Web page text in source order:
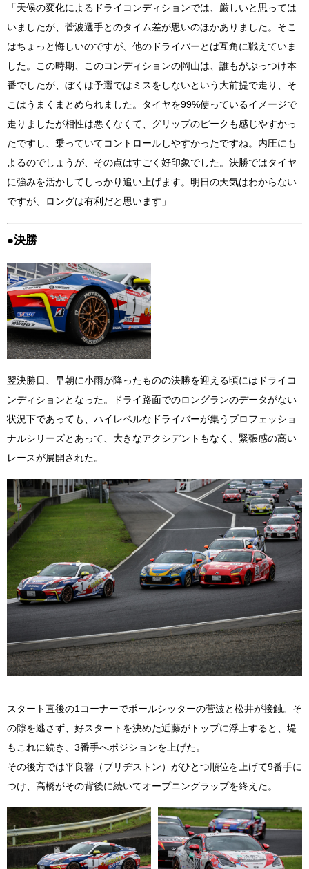
「天候の変化によるドライコンディションでは、厳しいと思っては
いましたが、菅波選手とのタイム差が思いのほかありました。そこ
はちょっと悔しいのですが、他のドライバーとは互角に戦えていま
した。この時期、このコンディションの岡山は、誰もがぶっつけ本
番でしたが、ぼくは予選ではミスをしないという大前提で走り、そ
こはうまくまとめられました。タイヤを99%使っているイメージで
走りましたが相性は悪くなくて、グリップのピークも感じやすかっ
たですし、乗っていてコントロールしやすかったですね。内圧にも
よるのでしょうが、その点はすごく好印象でした。決勝ではタイヤ
に強みを活かしてしっかり追い上げます。明日の天気はわからない
ですが、ロングは有利だと思います」
●決勝
翌決勝日、早朝に小雨が降ったものの決勝を迎える頃にはドライコ
ンディションとなった。ドライ路面でのロングランのデータがない
状況下であっても、ハイレベルなドライバーが集うプロフェッショ
ナルシリーズとあって、大きなアクシデントもなく、緊張感の高い
レースが展開された。
スタート直後の1コーナーでポールシッターの菅波と松井が接触。そ
の隙を逃さず、好スタートを決めた近藤がトップに浮上すると、堤
もこれに続き、3番手へポジションを上げた。
その後方では平良響（ブリヂストン）がひとつ順位を上げて9番手に
つけ、高橋がその背後に続いてオープニングラップを終えた。